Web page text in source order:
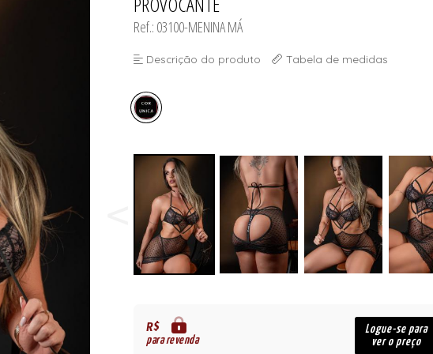
Ref.: 03100-MENINA MÁ
Descrição do produto Tabela de medidas
R$
para revenda
Logue-se para
ver o preço